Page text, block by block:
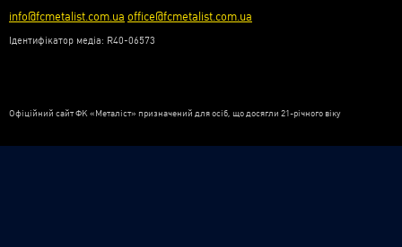
info@fcmetalist.com.ua office@fcmetalist.com.ua
Ідентифікатор медіа: R40-06573
Офіційний сайт ФК «Металіст» призначений для осіб, що досягли 21-річного віку